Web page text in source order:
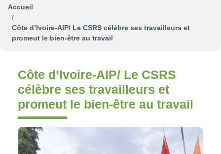
Accueil
Côte d’Ivoire-AIP/ Le CSRS célèbre ses travailleurs et
promeut le bien-être au travail
Côte d’Ivoire-AIP/ Le CSRS
célèbre ses travailleurs et
promeut le bien-être au travail